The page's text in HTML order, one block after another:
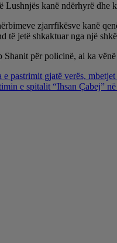
kanë ndërhyrë dhe
zjarrfikësve kanë
të jetë shkaktuar nga një
Shanit për policinë, ai ka
pastrimit gjatë verës,
e spitalit “Ihsan Çabej”